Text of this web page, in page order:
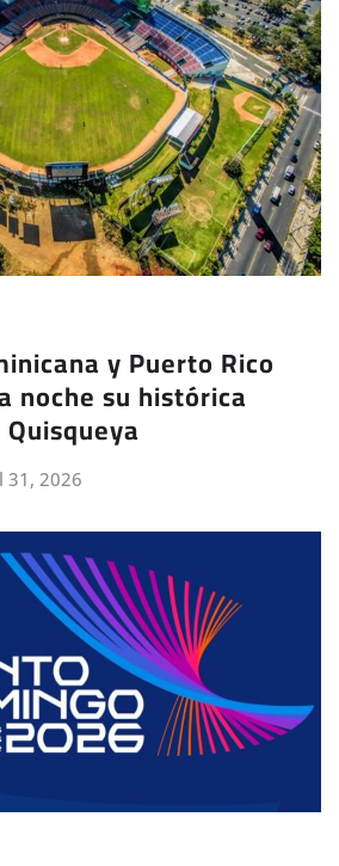
y Puerto Rico
noche su histórica
31, 2026